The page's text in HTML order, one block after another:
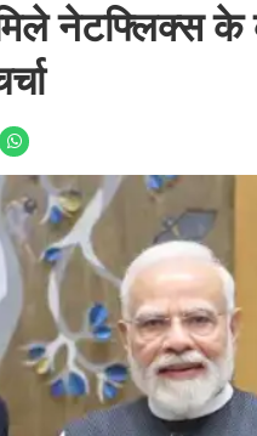
मिले नेटफ्लिक्स